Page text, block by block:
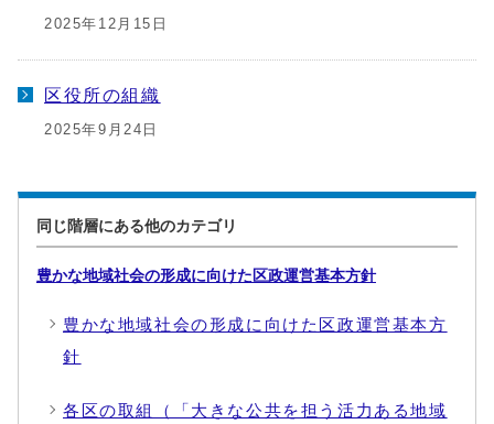
2025年12月15日
区役所の組織
2025年9月24日
同じ階層にある他のカテゴリ
豊かな地域社会の形成に向けた区政運営基本方針
豊かな地域社会の形成に向けた区政運営基本方
針
各区の取組（「大きな公共を担う活力ある地域